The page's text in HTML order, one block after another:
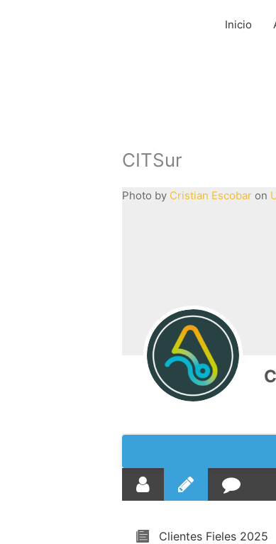
Inicio
CITSur
Photo by Cristian Escobar on
Clientes Fieles 2025